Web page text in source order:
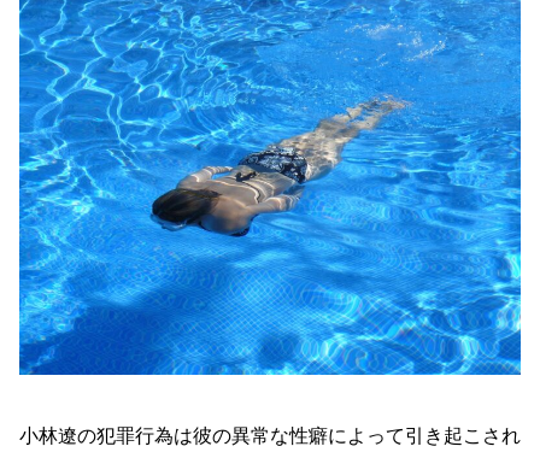
小林遼の犯罪行為は彼の異常な性癖によって引き起こされ